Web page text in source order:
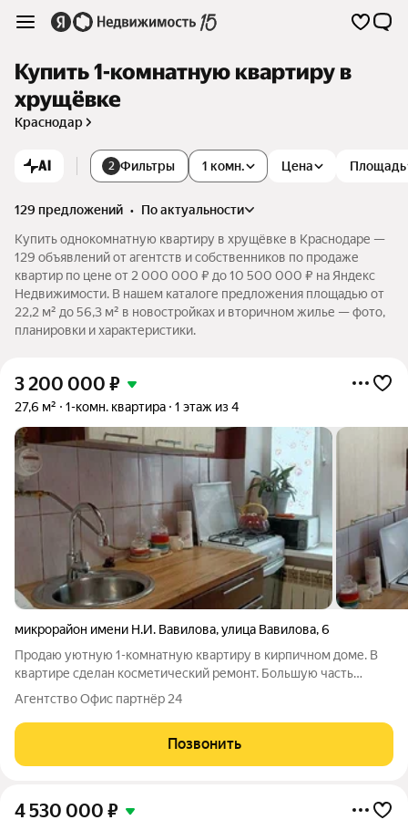
Купить 1-комнатную квартиру в
хрущёвке
Краснодар
AI 2 Фильтры 1 комн. Цена Площадь
129 предложений •
по актуальности
Купить однокомнатную квартиру в хрущёвке в Краснодаре —
129 объявлений от агентств и собственников по продаже
квартир по цене от 2 000 000 ₽ до 10 500 000 ₽ на Яндекс
Недвижимости. В нашем каталоге предложения площадью от
22,2 м² до 56,3 м² в новостройках и вторичном жилье — фото,
планировки и характеристики.
3 200 000 ₽
27,6 м² 1-комн. квартира 1 этаж из 4
микрорайон имени Н.И. Вавилова,улица Вавилова,6
Продаю уютную 1-комнатную квартиру в кирпичном доме. В
квартире сделан косметический ремонт. Большую часть
мебели собственник оставит в квартире. Во дворе дома
расположены детская и спортивная площадки. Тихий, зеленый
двор с местами для отдыха в тени
Агентство Офис партнёр 24
Позвонить
4 530 000 ₽